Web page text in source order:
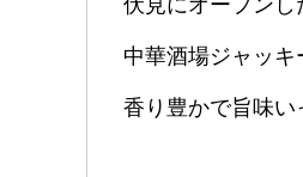
伏見にオープンし
中華酒場ジャッキ
香り豊かで旨味い